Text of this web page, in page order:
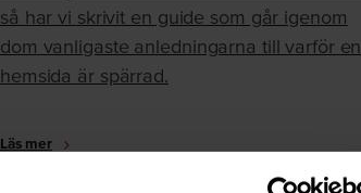
så har vi skrivit en guide som går igenom
dom vanligaste anledningarna till varför en
hemsida är spärrad.
Läs mer